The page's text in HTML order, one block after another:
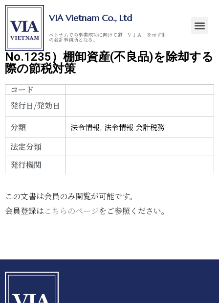
VIA Vietnam Co., Ltd
ベトナムでの事業成功に向けて道－ＶＩＡ－を示す街
の会計事務所となる。
No.1235）棚卸資産(不良品)を除却する
際の節税対策
コード
発行日/発効日
分類
法令情報,法令情報 会計税務
法定分類
発行機関
この文書は会員のみ閲覧が可能です。
会員登録はこちらのページをご参照ください。